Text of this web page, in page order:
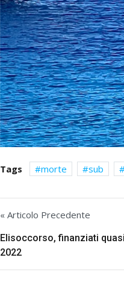
Tags morte sub
« Articolo Precedente
Elisoccorso, finanziati
2022